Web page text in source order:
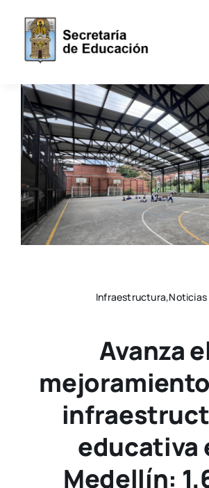
content
Infraestructura,Noticias
Avanza
educativa
Medellín: